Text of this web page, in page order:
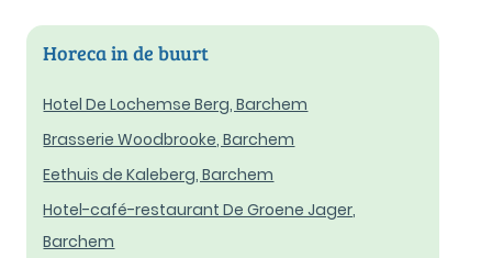
Horeca in de buurt
Hotel De Lochemse Berg, Barchem
Brasserie Woodbrooke, Barchem
Eethuis de Kaleberg, Barchem
Hotel-café-restaurant De Groene Jager,
Barchem